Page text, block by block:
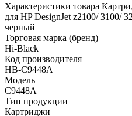
Характеристики товара
для HP DesignJet z2100/ 3100/
черный
Торговая марка (бренд)
Hi-Black
Код производителя
HB-C9448A
Модель
C9448A
Тип продукции
Картриджи